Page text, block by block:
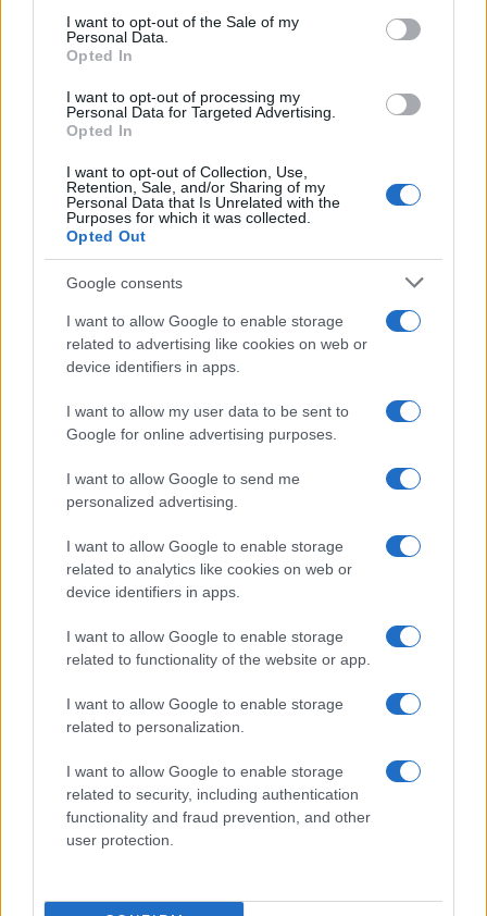
I want to opt-out of the Sale of my
Personal Data.
Opted In
I want to opt-out of processing my
Personal Data for Targeted Advertising.
Opted In
I want to opt-out of Collection, Use,
Retention, Sale, and/or Sharing of my
Personal Data that Is Unrelated with the
Purposes for which it was collected.
Opted Out
Google consents
I want to allow Google to enable storage
related to advertising like cookies on web or
device identifiers in apps.
I want to allow my user data to be sent to
Google for online advertising purposes.
I want to allow Google to send me
personalized advertising.
I want to allow Google to enable storage
related to analytics like cookies on web or
device identifiers in apps.
I want to allow Google to enable storage
related to functionality of the website or app.
I want to allow Google to enable storage
related to personalization.
I want to allow Google to enable storage
related to security, including authentication
functionality and fraud prevention, and other
user protection.
rijetkih perioda kada će se ljubav i novac poklopiti
u isto vrijeme.
Ipak, astrolozi upozoravaju da svoju sreću ne
otkrivate svima, jer bi zavist mogla pokvariti dio
Šta uraditi da biste iskoristili ovaj talas sreće?
Početak juna idealan je trenutak da završite
obaveze koje dugo odgađate, odgovorite na stare
zapostavili.
#novac #kad si srećan